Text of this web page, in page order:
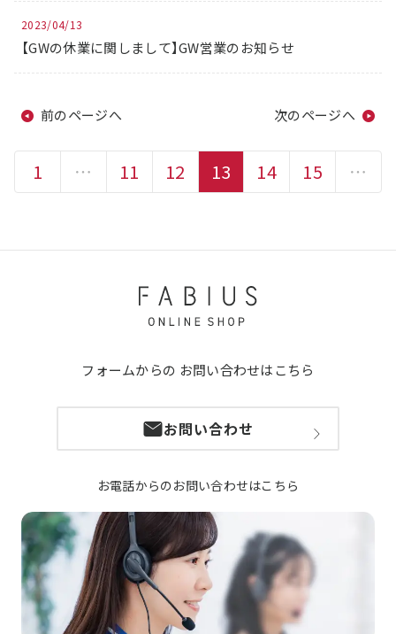
2023/04/13
【GWの休業に関しまして】GW営業のお知らせ
前のページへ
1 … 11 12 13 14 15 …
次のページへ
フォームからの お問い合わせはこちら
お問い合わせ
お電話からのお問い合わせはこちら